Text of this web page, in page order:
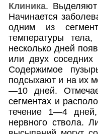
Клиника.
Начинается
одним из
температуры
несколько дней
или двух соседних
Содержимое
подсыхают и на их
—10 дней.
сегментах и
течение 1—4
нервного ствола.